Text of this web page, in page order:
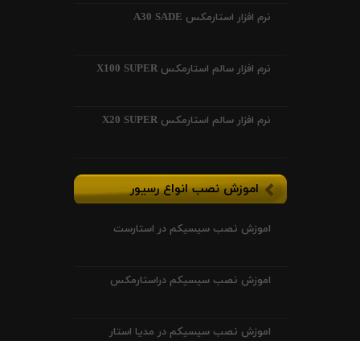
نرم افزار استارمکس A30 SADE
نرم افزار سالم استارمکس X100 SUPER
نرم افزار سالم استارمکس X20 SUPER
اموزش نصب انواع رسیور
اموزش نصب سیسیکم در استارست
اموزش نصب سیسیکم دراستارمکس
اموزش نصب سیسیکم در مدیا استار